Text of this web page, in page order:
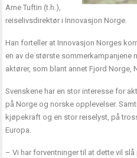
Arne Tuftin (t.h.),
reiselivsdirektør i Innovasjon Norge.
Han forteller at Innovasjon Norges
en av de største sommerkampanjene
aktører, som blant annet Fjord Norge,
Svenskene har en stor interesse for
på Norge og norske opplevelser.
kjøpekraft og en stor reiselyst, på
Europa.
– Vi har forventninger til at dette vil